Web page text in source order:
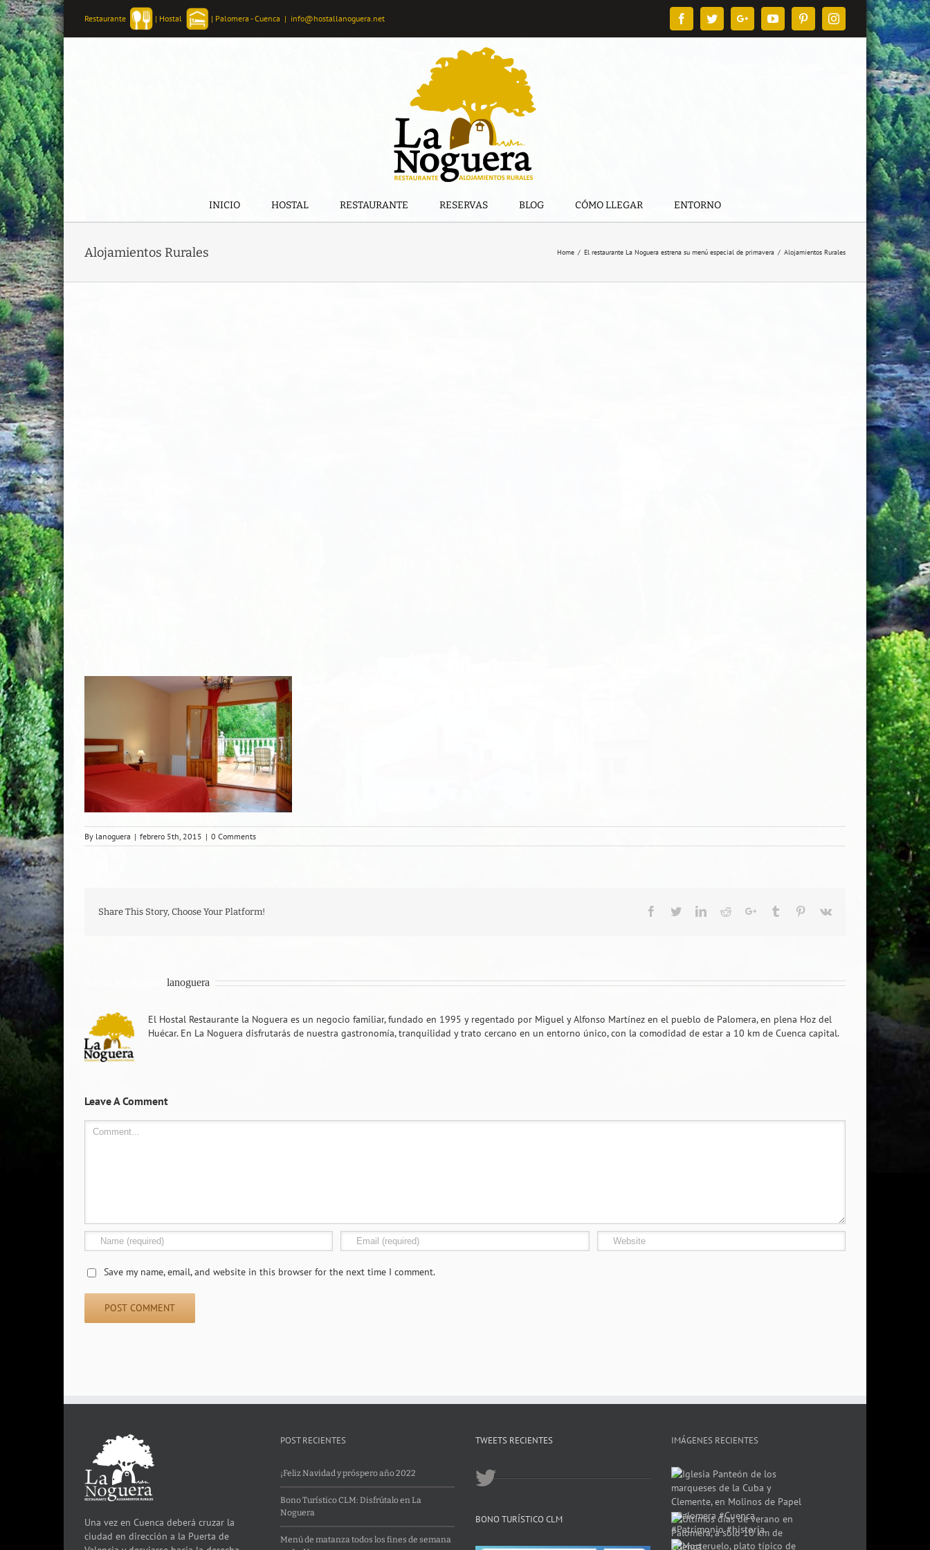
Skip
to
content
Restaurante | Hostal | Palomera - Cuenca | info@hostallanoguera.net FacebookTwitterGoogle+YouTubePinterestInstagram
INICIO HOSTAL RESTAURANTE RESERVAS BLOG CÓMO LLEGAR ENTORNO
Alojamientos Rurales Home / El restaurante La Noguera estrena su menú especial de primavera / Alojamientos Rurales
By lanoguera | febrero 5th, 2015 | 0 Comments
Share This Story, Choose Your Platform! Facebook
TwitterLinkedIn
RedditGoogle+Tumblr Pinterest
Vk
lanoguera
El Hostal Restaurante la Noguera es un negocio familiar, fundado en 1995 y regentado por Miguel y Alfonso Martínez en el pueblo de Palomera, en plena Hoz del
Huécar. En La Noguera disfrutarás de nuestra gastronomía, tranquilidad y trato cercano en un entorno único, con la comodidad de estar a 10 km de Cuenca capital.
Leave A Comment
Comment
Save my name, email, and website in this browser for the next time I comment.
Una vez en Cuenca deberá cruzar la
ciudad en dirección a la Puerta de
POST RECIENTES
¡Feliz Navidad y próspero año 2022
Bono Turístico CLM: Disfrútalo en La
Noguera
Menú de matanza todos los fines de semana
TWEETS RECIENTES
BONO TURÍSTICO CLM
IMÁGENES RECIENTES